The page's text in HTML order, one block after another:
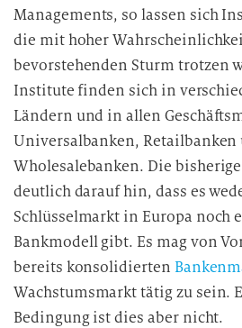
Managements, so lassen sich
die mit hoher
bevorstehenden Sturm trotzen
Institute finden sich in
Ländern und in allen
Universalbanken, Retailbanken
Wholesalebanken. Die
deutlich darauf hin, dass es
Schlüsselmarkt in Europa noch
Bankmodell gibt. Es mag von
bereits konsolidierten
Wachstumsmarkt tätig zu sein.
Bedingung ist dies aber nicht.